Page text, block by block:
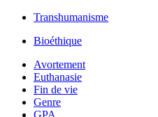
Transhumanisme
Bioéthique
Avortement
Euthanasie
Fin de vie
Genre
GPA